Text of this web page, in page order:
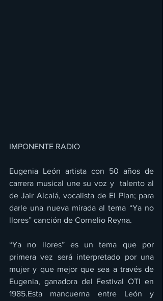
IMPONENTE RADIO
Eugenia León artista con 50 años de
carrera musical une su voz y  talento al
de Jair Alcalá, vocalista de El Plan; para
darle una nueva mirada al tema “Ya no
llores” canción de Cornelio Reyna.
“Ya no llores” es un tema que por
primera vez será interpretado por una
mujer y que mejor que sea a través de
Eugenia, ganadora del Festival OTI en
1985.Esta mancuerna entre León y